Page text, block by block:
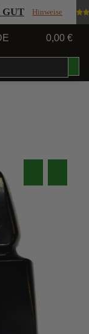
GUT Hinweise
0,00 €